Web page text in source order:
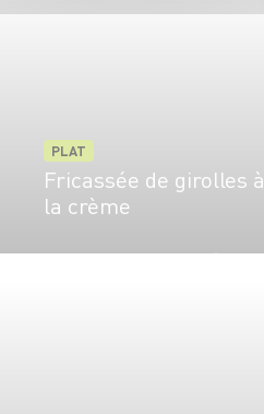
PLAT
Fricassée de girolles à
la crème